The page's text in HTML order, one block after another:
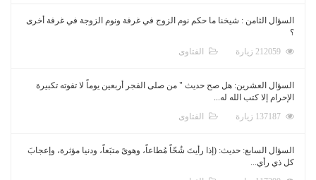
السؤال الثامن : شيخنا ما حكم نوم الزوج في غرفة ونوم الزوجة في غرفة أخرى
؟
الفتاوى
السؤال العشرين: هل صح حديث " من صلى الفجر أربعين يوماً لا تفوته تكبيرة
الإحرام إلا كتب الله له...
الفتاوى
السؤال السابع: حديث: (إذا رأيتَ شُحّاً مُطاعاً، وهوىً متبَعاً، ودنيا مؤثرة، وإعجابَ
كل ذي رأي...